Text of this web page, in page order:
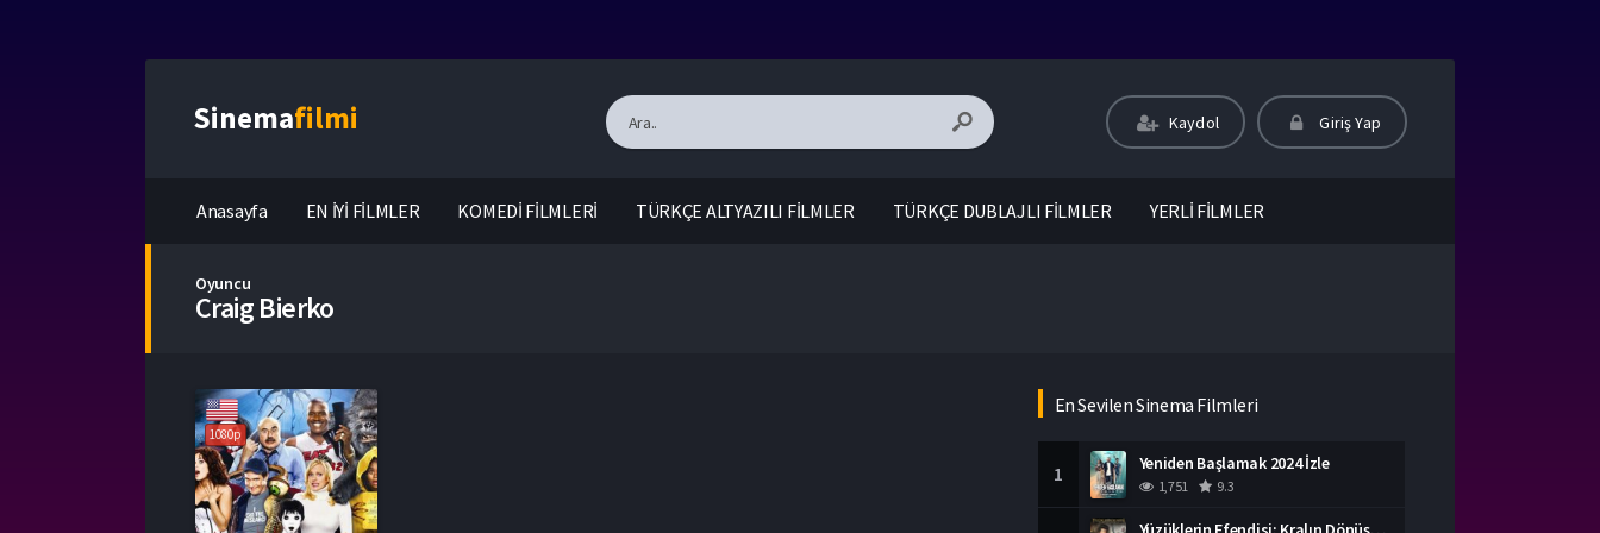
Sinemafilmi Kaydol Giriş Yap
Anasayfa EN İYİ FİLMLER KOMEDİ FİLMLERİ TÜRKÇE ALTYAZILI FİLMLER TÜRKÇE DUBLAJLI FİLMLER YERLİ FİLMLER
Oyuncu
Craig Bierko
1080p
En Sevilen Sinema Filmleri
1 Yeniden Başlamak 2024 İzle
1,751 9.3